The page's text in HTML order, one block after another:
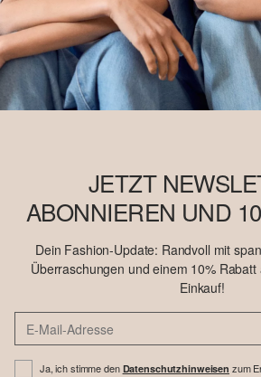
JETZT
ABONNIEREN UND
Dein Fashion-Update: Randvoll mit
Überraschungen und einem 10%
Einkauf!
Ja, ich stimme den Datenschutzhinweisen zum